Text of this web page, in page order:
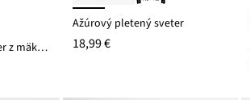
Jemne pletený pulóver z mäkkého vlneného mixu
Ažúrový pletený sveter
18,99 €